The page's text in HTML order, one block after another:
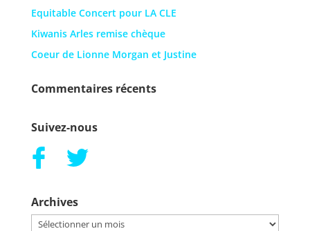
Equitable Concert pour LA CLE
Kiwanis Arles remise chèque
Coeur de Lionne Morgan et Justine
Commentaires récents
Suivez-nous
Archives
Archives